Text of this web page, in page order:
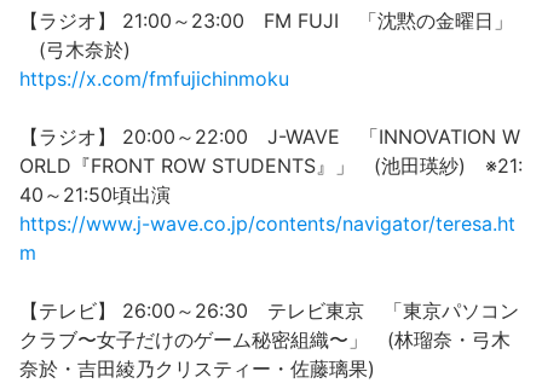
【ラジオ】 21:00～23:00 FM FUJI 「沈黙の金曜日」
(弓木奈於)
https://x.com/fmfujichinmoku
【ラジオ】 20:00～22:00 J-WAVE 「INNOVATION W
ORLD『FRONT ROW STUDENTS』」 (池田瑛紗) ※21:
40～21:50頃出演
https://www.j-wave.co.jp/contents/navigator/teresa.ht
m
【テレビ】 26:00～26:30 テレビ東京 「東京パソコン
クラブ〜女子だけのゲーム秘密組織〜」 (林瑠奈・弓木
奈於・吉田綾乃クリスティー・佐藤璃果)